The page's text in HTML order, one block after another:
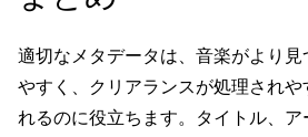
適切なメタデータは、音楽がより
やすく、クリアランスが処理されや
れるのに役立ちます。タイトル、